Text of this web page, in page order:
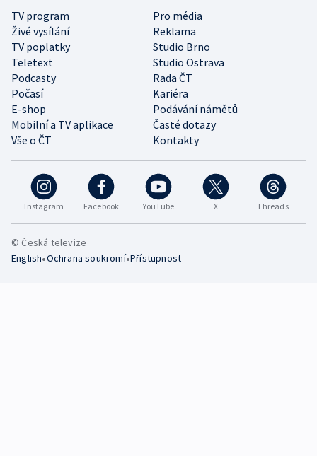
Instagram Facebook YouTube X Threads
TV program
Pro média
Živé vysílání
Reklama
TV poplatky
Studio Brno
Teletext
Studio Ostrava
Podcasty
Rada ČT
Počasí
Kariéra
E-shop
Podávání námětů
Mobilní a TV aplikace
Časté dotazy
Vše o ČT
Kontakty
© Česká televize
English•Ochrana soukromí•Přístupnost